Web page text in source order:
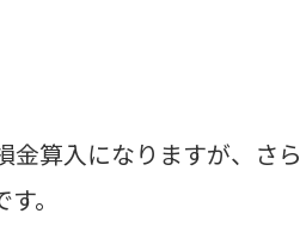
金算入になりますが、さら
。